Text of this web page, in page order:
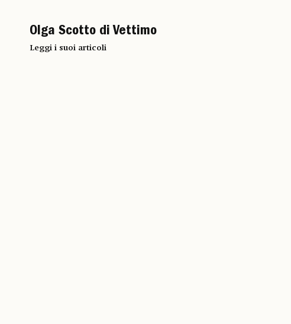
Olga Scotto di Vettimo
Leggi i suoi articoli